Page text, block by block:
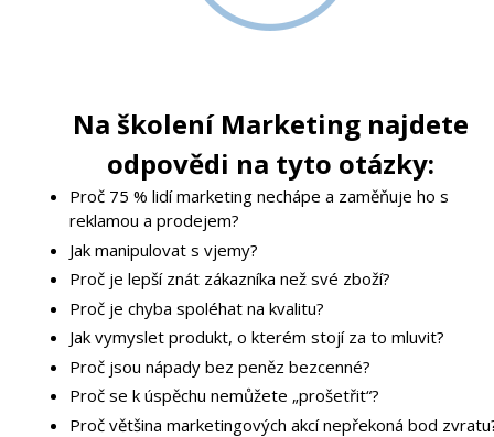
Na školení Marketing najdete
odpovědi na tyto otázky:
Proč 75 % lidí marketing nechápe a zaměňuje ho s
reklamou a prodejem?
Jak manipulovat s vjemy?
Proč je lepší znát zákazníka než své zboží?
Proč je chyba spoléhat na kvalitu?
Jak vymyslet produkt, o kterém stojí za to mluvit?
Proč jsou nápady bez peněz bezcenné?
Proč se k úspěchu nemůžete „prošetřit“?
Proč většina marketingových akcí nepřekoná bod